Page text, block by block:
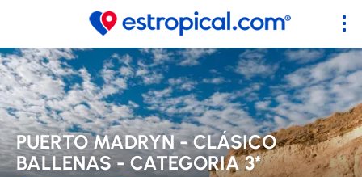
PUERTO MADRYN - CLÁSICO
BALLENAS - CATEGORIA 3*